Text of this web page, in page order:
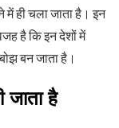
में ही चला जाता है। इन
है कि इन देशों में
बन जाता है।
जाता है